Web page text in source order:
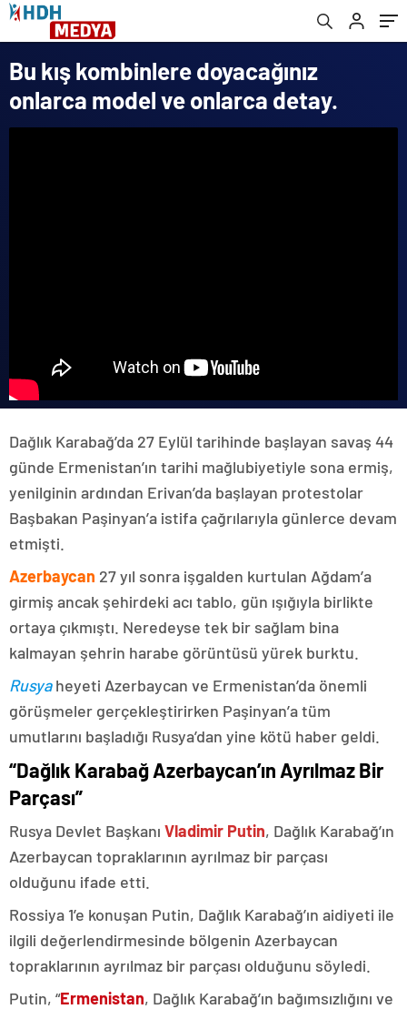
Bu kış kombinlere doyacağınız
onlarca model ve onlarca detay.
Dağlık Karabağ’da 27 Eylül tarihinde başlayan savaş 44
günde Ermenistan’ın tarihi mağlubiyetiyle sona ermiş,
yenilginin ardından Erivan’da başlayan protestolar
Başbakan Paşinyan’a istifa çağrılarıyla günlerce devam
etmişti.
Azerbaycan 27 yıl sonra işgalden kurtulan Ağdam’a
girmiş ancak şehirdeki acı tablo, gün ışığıyla birlikte
ortaya çıkmıştı. Neredeyse tek bir sağlam bina
kalmayan şehrin harabe görüntüsü yürek burktu.
Rusyaheyeti Azerbaycan ve Ermenistan’da önemli
görüşmeler gerçekleştirirken Paşinyan’a tüm
umutlarını başladığı Rusya’dan yine kötü haber geldi.
“Dağlık Karabağ Azerbaycan’ın Ayrılmaz Bir
Parçası”
Rusya Devlet Başkanı Vladimir Putin, Dağlık Karabağ’ın
Azerbaycan topraklarının ayrılmaz bir parçası
olduğunu ifade etti.
Rossiya 1’e konuşan Putin, Dağlık Karabağ’ın aidiyeti ile
ilgili değerlendirmesinde bölgenin Azerbaycan
topraklarının ayrılmaz bir parçası olduğunu söyledi.
Putin, “Ermenistan, Dağlık Karabağ’ın bağımsızlığını ve